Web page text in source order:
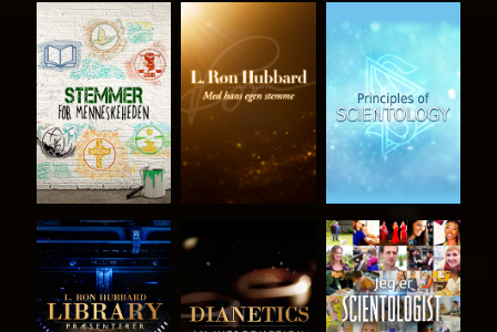
UDFORSK
SERIEN
UDFORSK
SERIEN
UDFORSK
SERIEN
UDFORSK
SERIEN
UDFORSK
SERIEN
SE